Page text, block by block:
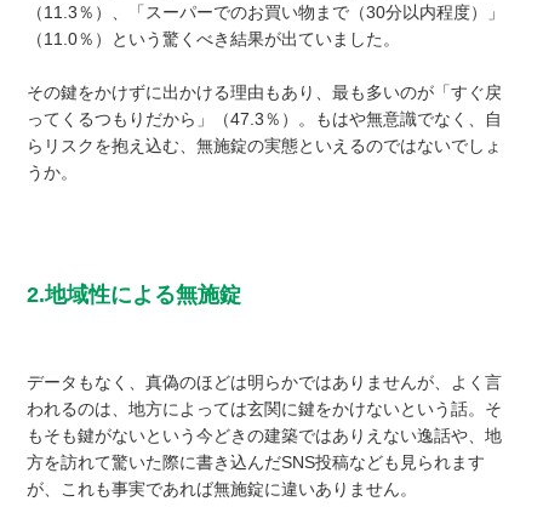
（11.3％）、「スーパーでのお買い物まで（30分以内程度）」
（11.0％）という驚くべき結果が出ていました。
その鍵をかけずに出かける理由もあり、最も多いのが「すぐ戻
ってくるつもりだから」（47.3％）。もはや無意識でなく、自
らリスクを抱え込む、無施錠の実態といえるのではないでしょ
うか。
2.地域性による無施錠
データもなく、真偽のほどは明らかではありませんが、よく言
われるのは、地方によっては玄関に鍵をかけないという話。そ
もそも鍵がないという今どきの建築ではありえない逸話や、地
方を訪れて驚いた際に書き込んだSNS投稿なども見られます
が、これも事実であれば無施錠に違いありません。